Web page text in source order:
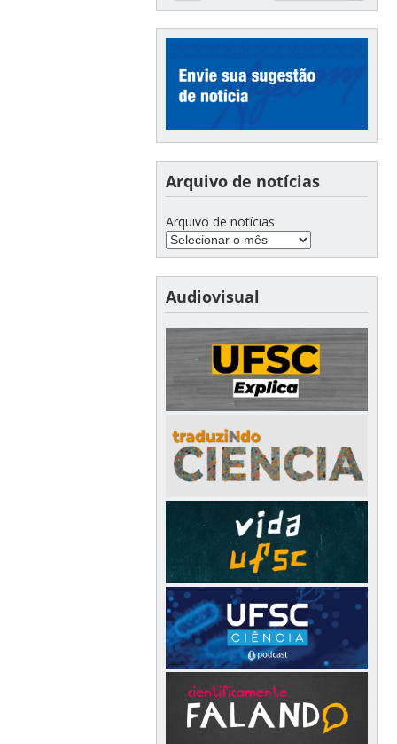
Arquivo de notícias
Arquivo de notícias
Audiovisual